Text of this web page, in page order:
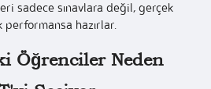
sadece sınavlara değil, gerçek
performansa hazırlar.
Öğrenciler Neden